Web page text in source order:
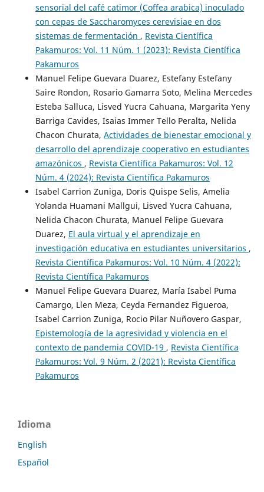
sensorial del café catimor (Coffea arabica) inoculado
con cepas de Saccharomyces cerevisiae en dos
sistemas de fermentación , Revista Científica
Pakamuros: Vol. 11 Núm. 1 (2023): Revista Científica
Pakamuros
Manuel Felipe Guevara Duarez, Estefany Estefany
Saire Rondon, Rosario Gamarra Soto, Melina Mercedes
Esteba Salluca, Lisved Yucra Cahuana, Margarita Yeny
Barriga Cavides, Isaias Immer Tello Peralta, Nelida
Chacon Churata, Actividades de bienestar emocional y
desarrollo del aprendizaje cooperativo en estudiantes
amazónicos , Revista Científica Pakamuros: Vol. 12
Núm. 4 (2024): Revista Científica Pakamuros
Isabel Carrion Zuniga, Doris Quispe Selis, Amelia
Yolanda Huamani Mallgui, Lisved Yucra Cahuana,
Nelida Chacon Churata, Manuel Felipe Guevara
Duarez, El aula virtual y el aprendizaje en
investigación educativa en estudiantes universitarios ,
Revista Científica Pakamuros: Vol. 10 Núm. 4 (2022):
Revista Científica Pakamuros
Manuel Felipe Guevara Duarez, María Isabel Puma
Camargo, Llen Meza, Ceyda Fernandez Figueroa,
Isabel Carrion Zuniga, Rocio Pilar Nuñovero Gaspar,
Epistemología de la agresividad y violencia en el
contexto de pandemia COVID-19 , Revista Científica
Pakamuros: Vol. 9 Núm. 2 (2021): Revista Científica
Pakamuros
Idioma
English
Español